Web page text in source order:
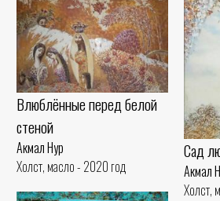
Сад
Акмал
Холст,
Влюблённые перед белой
стеной
Акмал Нур
Холст, масло - 2020 год